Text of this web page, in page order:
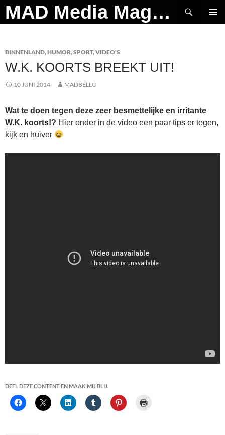
Ga
naar
MAD Media Magazine
Zoeken
BINNENLAND,HUMOR,SPORT,VIDEO'S
W.K. KOORTS BREEKT UIT!
10 JUNI 2014 MADBELLO
Wat te doen tegen deze zeer besmettelijke en irritante
W.K. koorts!? Hier onder in de video een paar tips er tegen,
kijk en huiver
DEEL DEZE CONTENT EN MAAK MIJ BLIJ.